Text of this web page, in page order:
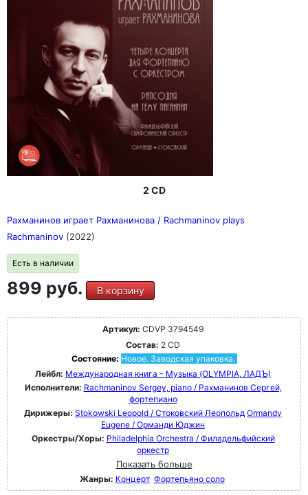
2 CD
Рахманинов играет Рахманинова / Rachmaninov plays
Rachmaninov (2022)
Есть в наличии
899 руб. В корзину
Артикул: CDVP 3794549
Состав: 2 CD
Состояние: Новое. Заводская упаковка.
Лейбл: Международная книга - Музыка (OLYMPIA, ЛАДЪ)
Исполнители: Rachmaninov Sergey, piano / Рахманинов Сергей,
фортепиано
Дирижеры: Stokowski Leopold / Стоковский Леопольд Ormandy
Eugene / Орманди Юджин
Оркестры/Хоры: Philadelphia Orchestra / Филадельфийский
оркестр
Показать больше
Жанры: Концерт Фортепьяно соло